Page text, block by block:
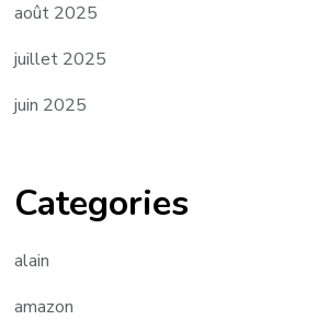
août 2025
juillet 2025
juin 2025
Categories
alain
amazon